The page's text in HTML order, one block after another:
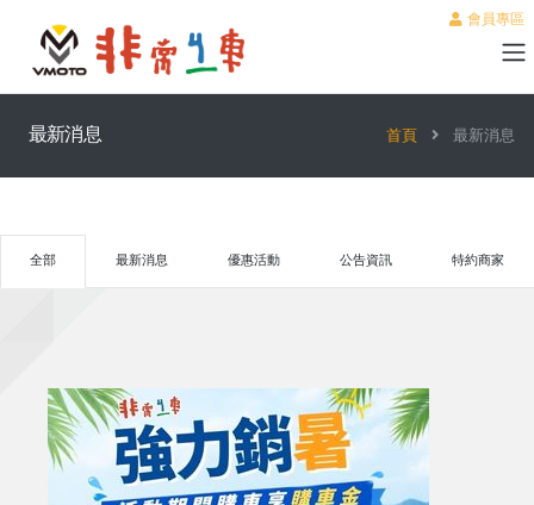
會員專區
最新消息 首頁 最新消息
全部 最新消息 優惠活動 公告資訊 特約商家